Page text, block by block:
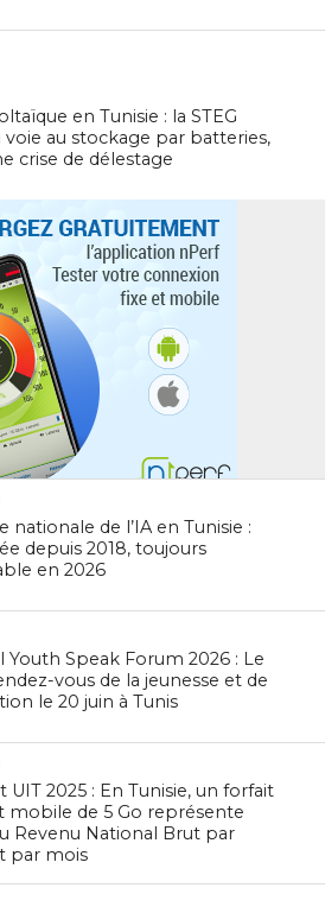
en Tunisie : la STEG
voie au stockage par batteries,
crise de délestage
nationale de l’IA en Tunisie :
depuis 2018, toujours
en 2026
Youth Speak Forum 2026 : Le
vous de la jeunesse et de
le 20 juin à Tunis
UIT 2025 : En Tunisie, un forfait
mobile de 5 Go représente
Revenu National Brut par
par mois